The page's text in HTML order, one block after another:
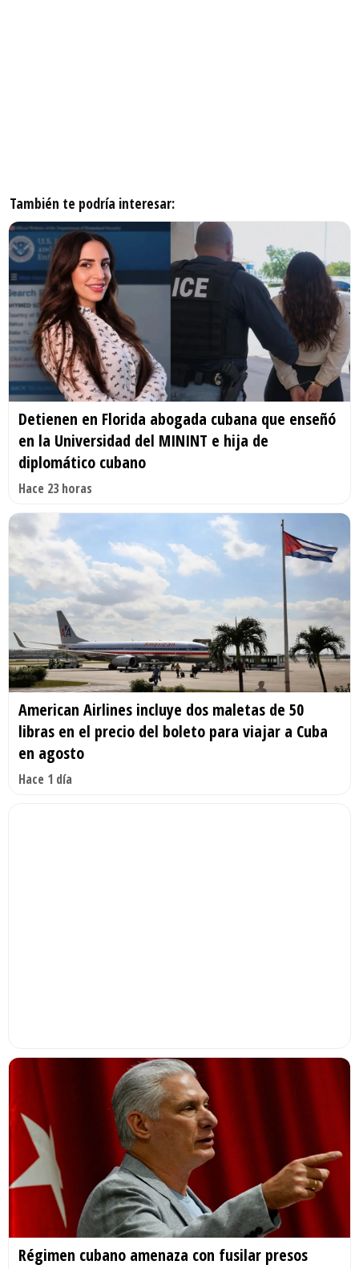
También te podría interesar:
Detienen en Florida abogada cubana que enseñó
en la Universidad del MININT e hija de
diplomático cubano
Hace 23 horas
American Airlines incluye dos maletas de 50
libras en el precio del boleto para viajar a Cuba
en agosto
Hace 1 día
Régimen cubano amenaza con fusilar presos